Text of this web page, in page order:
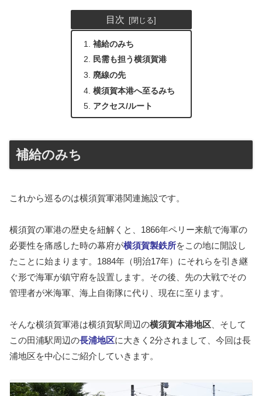
目次
補給のみち
民需も担う横須賀港
廃線の先
横須賀本港へ至るみち
アクセス/ルート
補給のみち
これから巡るのは横須賀軍港関連施設です。
横須賀の軍港の歴史を紐解くと、1866年ペリー来航で海軍の
必要性を痛感した時の幕府が横須賀製鉄所をこの地に開設し
たことに始まります。1884年（明治17年）にそれらを引き継
ぐ形で海軍が鎮守府を設置します。その後、先の大戦でその
管理者が米海軍、海上自衛隊に代り、現在に至ります。
そんな横須賀軍港は横須賀駅周辺の横須賀本港地区 、そして
この田浦駅周辺の長浦地区に大きく2分されまして、今回は長
浦地区を中心にご紹介していきます。